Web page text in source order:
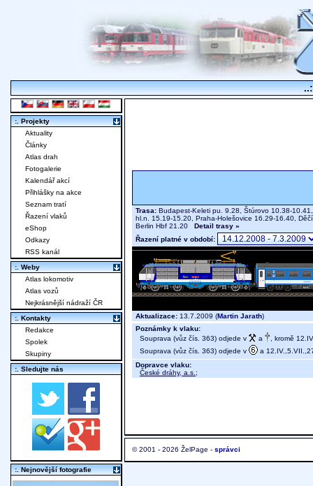
Trasa: Budapest-Keleti pu. 9.28, Štúrovo 10.38-
hl.n. 15.19-15.20, Praha-Holešovice 16.29-16.40,
Berlin Hbf 21.20 Detail trasy »
Řazení platné v období:
Aktualizace: 13.7.2009 (Martin Jarath)
Poznámky k vlaku:
Souprava (vůz čís. 363) odjede v
a
, kromě
Souprava (vůz čís. 363) odjede v
a
Dopravce vlaku:
České dráhy, a.s. ;
© 2001 - 2026 ŽelPage - správci
:. Projekty
Aktuality
Články
Atlas drah
Fotogalerie
Kalendář akcí
Přihlášky na akce
Seznam tratí
Řazení vlaků
eShop
Odkazy
RSS kanál
:. Weby
Atlas lokomotiv
Atlas vozů
Nejkrásnější nádraží ČR
:. Kontakty
Redakce
Spolek
Skupiny
:. Sledujte nás
:. Nejnovější fotografie